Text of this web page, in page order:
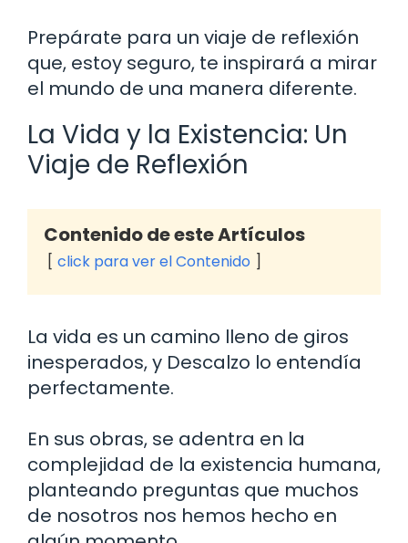
Prepárate para un viaje de reflexión
que, estoy seguro, te inspirará a mirar
el mundo de una manera diferente.
La Vida y la Existencia: Un
Viaje de Reflexión
Contenido de este Artículos
click para ver el Contenido
La vida es un camino lleno de giros
inesperados, y Descalzo lo entendía
perfectamente.
En sus obras, se adentra en la
complejidad de la existencia humana,
planteando preguntas que muchos
de nosotros nos hemos hecho en